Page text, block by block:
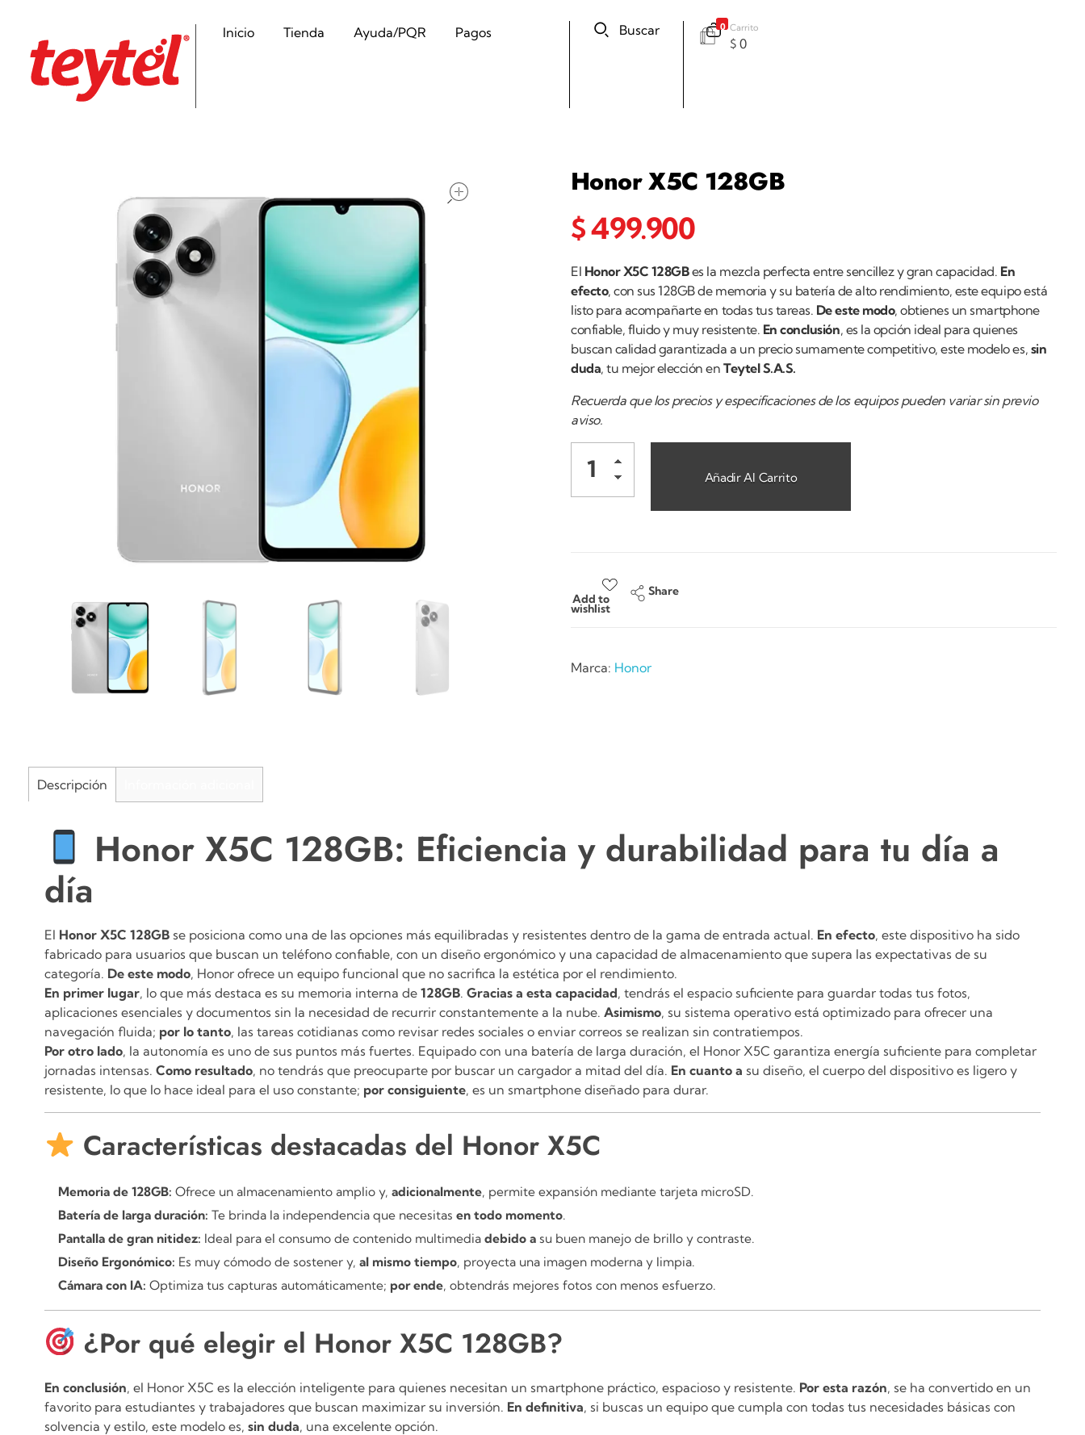
Inicio Tienda Ayuda/PQR Pagos Buscar 0 Carrito
$0
Honor X5C 128GB
$499.900
El Honor X5C 128GBes la mezcla perfecta entre sencillez y gran capacidad. En
efecto, con sus 128GB de memoria y su batería de alto rendimiento, este equipo está
listo para acompañarte en todas tus tareas. De este modo, obtienes un smartphone
confiable, fluido y muy resistente. En conclusión, es la opción ideal para quienes
buscan calidad garantizada a un precio sumamente competitivo, este modelo es, sin
duda, tu mejor elección enTeytel S.A.S.
Recuerda que los precios y especificaciones de los equipos pueden variar sin previo
aviso.
Añadir Al Carrito
Add to
wishlist
Share
Marca: Honor
Descripción
Honor X5C 128GB: Eficiencia y durabilidad para tu día a
día
El Honor X5C 128GB se posiciona como una de las opciones más equilibradas y resistentes dentro de la gama de entrada actual. En efecto, este dispositivo ha sido
fabricado para usuarios que buscan un teléfono confiable, con un diseño ergonómico y una capacidad de almacenamiento que supera las expectativas de su
categoría. De este modo, Honor ofrece un equipo funcional que no sacrifica la estética por el rendimiento.
En primer lugar, lo que más destaca es su memoria interna de 128GB. Gracias a esta capacidad, tendrás el espacio suficiente para guardar todas tus fotos,
aplicaciones esenciales y documentos sin la necesidad de recurrir constantemente a la nube. Asimismo, su sistema operativo está optimizado para ofrecer una
navegación fluida; por lo tanto, las tareas cotidianas como revisar redes sociales o enviar correos se realizan sin contratiempos.
Por otro lado, la autonomía es uno de sus puntos más fuertes. Equipado con una batería de larga duración, el Honor X5C garantiza energía suficiente para completar
jornadas intensas. Como resultado, no tendrás que preocuparte por buscar un cargador a mitad del día. En cuanto a su diseño, el cuerpo del dispositivo es ligero y
resistente, lo que lo hace ideal para el uso constante; por consiguiente, es un smartphone diseñado para durar.
Características destacadas del Honor X5C
Memoria de 128GB: Ofrece un almacenamiento amplio y,adicionalmente, permite expansión mediante tarjeta microSD.
Batería de larga duración: Te brinda la independencia que necesitasen todo momento.
Pantalla de gran nitidez: Ideal para el consumo de contenido multimediadebido a su buen manejo de brillo y contraste.
Diseño Ergonómico: Es muy cómodo de sostener y,al mismo tiempo, proyecta una imagen moderna y limpia.
Cámara con IA: Optimiza tus capturas automáticamente; por ende, obtendrás mejores fotos con menos esfuerzo.
¿Por qué elegir el Honor X5C 128GB?
En conclusión, el Honor X5C es la elección inteligente para quienes necesitan un smartphone práctico, espacioso y resistente. Por esta razón, se ha convertido en un
favorito para estudiantes y trabajadores que buscan maximizar su inversión. En definitiva, si buscas un equipo que cumpla con todas tus necesidades básicas con
solvencia y estilo, este modelo es, sin duda, una excelente opción.